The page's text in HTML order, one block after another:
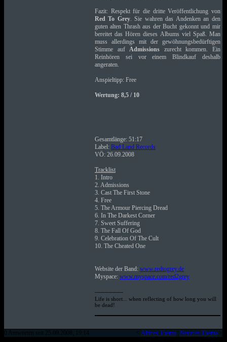
Fazit: Respekt für die dritte Veröffentlichung von
Red To Grey. Sie wahren das Andenken an den
guten alten Thrash aus der Bucht gekonnt und mir
bereitet das Hören dieses Albums viel Spaß. Man
muss allerdings mit der gewöhnungsbedürftigen
Stimme aufAdmissions zurecht kommen. Ein
Reinhören sei vor einem Blindkauf deshalb
angeraten.
Anspieltipp: Free
Wertung: 8,5 / 10
Gesamtlänge: 51:17
Label: Bad Land Records
VÖ: 26.09.2008
Tracklist
1. Intro
2. Admissions
3. Cast The First Stone
4. Free
5. The Armour Piercing Dread
6. In The Darkest Corner
7. Sweet Suffering
8. The Fall Of God
9. Celebration Of The Cult
10. The Cheated One
Website der Band: www.redtogrey.de
Myspace: www.myspace.com/red2grey
--------------
Life is short... when reflecting of how long you will
be dead!
0 Antworten seit 25.09.2008, 19:14 Älteres Thema| Neueres Thema>